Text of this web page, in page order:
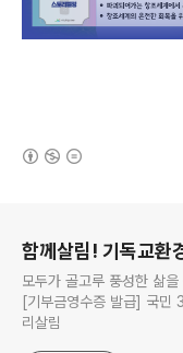
함께살림! 기독교환
모두가 골고루 풍성한 삶
[기부금영수증 발급] 국
리살림